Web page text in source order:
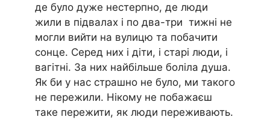
де було дуже нестерпно, де люди
жили в підвалах і по два-три тижні не
могли вийти на вулицю та побачити
сонце. Серед них і діти, і старі люди, і
вагітні. За них найбільше боліла душа.
Як би у нас страшно не було, ми такого
не пережили. Нікому не побажаєш
таке пережити, як люди переживають.